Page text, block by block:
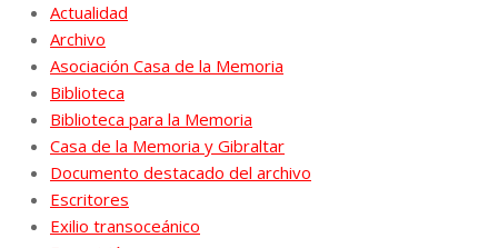
Actualidad
Archivo
Asociación Casa de la Memoria
Biblioteca
Biblioteca para la Memoria
Casa de la Memoria y Gibraltar
Documento destacado del archivo
Escritores
Exilio transoceánico